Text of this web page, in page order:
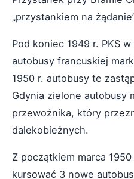
„przystankiem na
Pod koniec 1949 r. PKS
autobusy francuskiej
1950 r. autobusy te
Gdynia zielone autobusy
przewoźnika, który
dalekobieżnych.
Z początkiem marca
kursować 3 nowe